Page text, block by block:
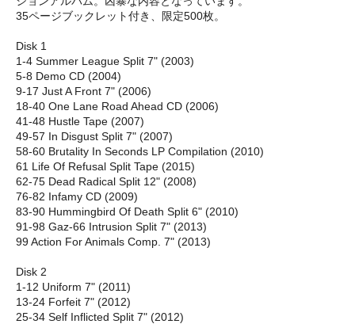
35ページブックレット付き、限定500枚。
Disk 1
1-4 Summer League Split 7" (2003)
5-8 Demo CD (2004)
9-17 Just A Front 7" (2006)
18-40 One Lane Road Ahead CD (2006)
41-48 Hustle Tape (2007)
49-57 In Disgust Split 7" (2007)
58-60 Brutality In Seconds LP Compilation (2010)
61 Life Of Refusal Split Tape (2015)
62-75 Dead Radical Split 12" (2008)
76-82 Infamy CD (2009)
83-90 Hummingbird Of Death Split 6" (2010)
91-98 Gaz-66 Intrusion Split 7" (2013)
99 Action For Animals Comp. 7" (2013)
Disk 2
1-12 Uniform 7" (2011)
13-24 Forfeit 7" (2012)
25-34 Self Inflicted Split 7" (2012)